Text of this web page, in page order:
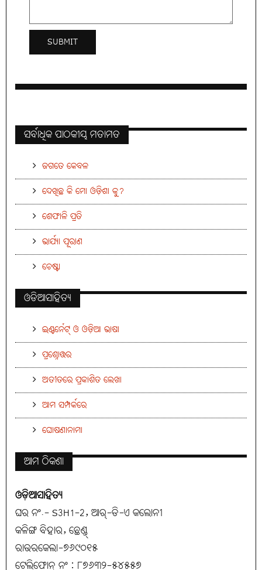
ସର୍ବାଧିକ ପାଠକୀୟ ମତାମତ
ଜଗତେ କେବଳ
ଦେଖିଛ କି ମୋ ଓଡ଼ିଶା କୁ?
ଶେଫାଳି ପ୍ରତି
ଭାର୍ଯ୍ୟା ପୂରାଣ
ଚେଷ୍ଟା
ଓଡିଆସାହିତ୍ୟ
ଇଣ୍ଟର୍ନେଟ୍ ଓ ଓଡ଼ିଆ ଭାଷା
ପ୍ରଶ୍ନୋତ୍ତର
ଅତୀତରେ ପ୍ରକାଶିତ ଲେଖା
ଆମ ସମ୍ପର୍କରେ
ଘୋଷଣାନାମା
ଆମ ଠିକଣା
ଓଡ଼ିଆସାହିତ୍ୟ
ଘର ନଂ.- S3H1-2, ଆର୍-ଡି-ଏ କଲୋନୀ
କଳିଙ୍ଗ ବିହାର, ଛେଣ୍ଡ୍
ରାଉରକେଲା-୭୬୯୦୧୫
ଟେଲିଫୋନ୍ ନଂ : ୮୭୬୩୨-୫୪୫୫୭